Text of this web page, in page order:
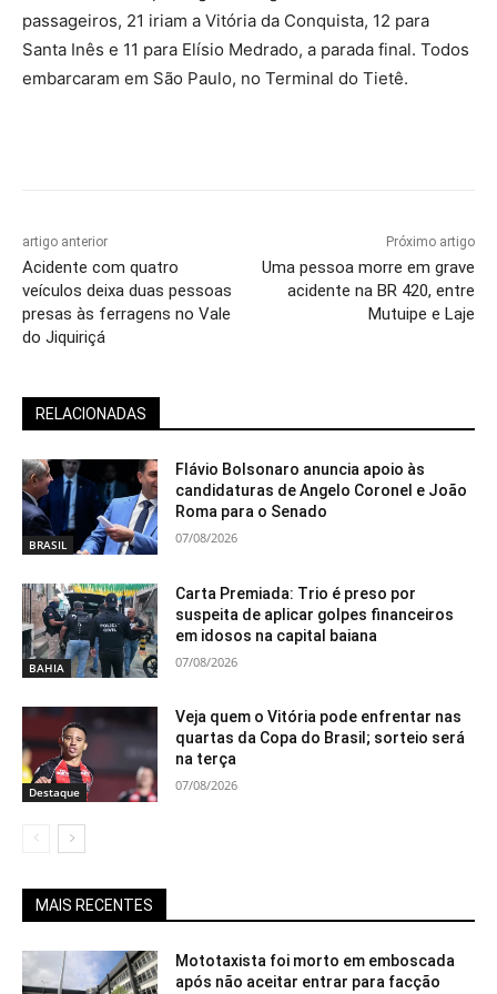
passageiros, 21 iriam a Vitória da Conquista, 12 para
Santa Inês e 11 para Elísio Medrado, a parada final. Todos
embarcaram em São Paulo, no Terminal do Tietê.
artigo anterior
Acidente com quatro
veículos deixa duas pessoas
presas às ferragens no Vale
do Jiquiriçá
Próximo artigo
Uma pessoa morre em grave
acidente na BR 420, entre
Mutuipe e Laje
RELACIONADAS
BRASIL
Flávio Bolsonaro anuncia apoio às
candidaturas de Angelo Coronel e João
Roma para o Senado
07/08/2026
BAHIA
Carta Premiada: Trio é preso por
suspeita de aplicar golpes financeiros
em idosos na capital baiana
07/08/2026
Destaque
Veja quem o Vitória pode enfrentar nas
quartas da Copa do Brasil; sorteio será
na terça
07/08/2026
MAIS RECENTES
Mototaxista foi morto em emboscada
após não aceitar entrar para facção